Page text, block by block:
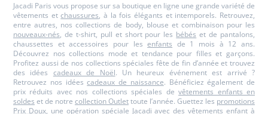
Jacadi Paris vous propose sur sa boutique en ligne une grande variété de
vêtements etchaussures, à la fois élégants et intemporels. Retrouvez,
entre autres, nos collections de body, blouse et combinaison pour les
nouveaux-nés, de t-shirt, pull et short pour les bébés et de pantalons,
chaussettes et accessoires pour lesenfants de 1 mois à 12 ans.
Découvrez nos collections mode et tendance pour filles et garçons.
Profitez aussi de nos collections spéciales fête de fin d’année et trouvez
des idées cadeaux de Noël. Un heureux événement est arrivé ?
Retrouvez nos idéescadeaux de naissance. Bénéficiez également de
prix réduits avec nos collections spéciales devêtements enfants en
soldes et de notre collection Outlettoute l’année. Guettez les promotions
Prix Doux, une opération spéciale Jacadi avec des vêtements enfant à